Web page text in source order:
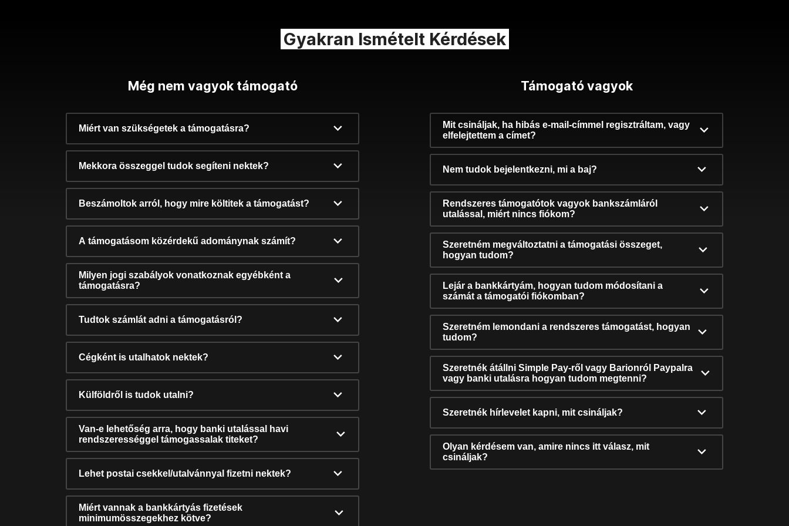
Gyakran Ismételt Kérdések
Még nem vagyok támogató
Miért van szükségetek a támogatásra?
Mekkora összeggel tudok segíteni nektek?
Beszámoltok arról, hogy mire költitek a támogatást?
A támogatásom közérdekű adománynak számít?
Milyen jogi szabályok vonatkoznak egyébként a
támogatásra?
Tudtok számlát adni a támogatásról?
Cégként is utalhatok nektek?
Külföldről is tudok utalni?
Van-e lehetőség arra, hogy banki utalással havi
rendszerességgel támogassalak titeket?
Lehet postai csekkel/utalvánnyal fizetni nektek?
Miért vannak a bankkártyás fizetések
minimumösszegekhez kötve?
Támogató vagyok
Mit csináljak, ha hibás e-mail-címmel regisztráltam, vagy
elfelejtettem a címet?
Nem tudok bejelentkezni, mi a baj?
Rendszeres támogatótok vagyok bankszámláról
utalással, miért nincs fiókom?
Szeretném megváltoztatni a támogatási összeget,
hogyan tudom?
Lejár a bankkártyám, hogyan tudom módosítani a
számát a támogatói fiókomban?
Szeretném lemondani a rendszeres támogatást, hogyan
tudom?
Szeretnék átállni Simple Pay-ről vagy Barionról Paypalra
vagy banki utalásra hogyan tudom megtenni?
Szeretnék hírlevelet kapni, mit csináljak?
Olyan kérdésem van, amire nincs itt válasz, mit
csináljak?